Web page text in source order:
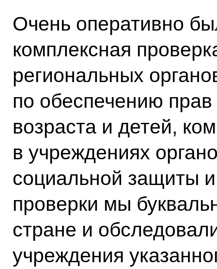
Очень оперативно
комплексная
региональных
по обеспечению
возраста и детей,
в учреждениях
социальной защиты
проверки мы
стране и
учреждения